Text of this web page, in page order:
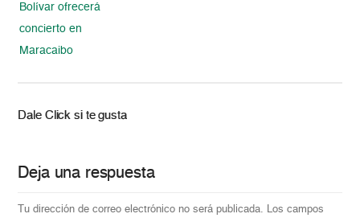
Bolívar ofrecerá
concierto en
Maracaibo
Dale Click si te gusta
Deja una respuesta
Tu dirección de correo electrónico no será publicada. Los campos